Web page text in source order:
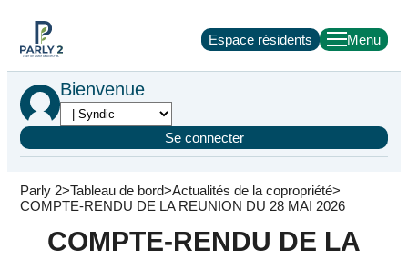
Espace résidents
Bienvenue
Se connecter
Parly 2 Tableau de bord Actualités de la copropriété
COMPTE-RENDU DE LA REUNION DU 28 MAI 2026
COMPTE-RENDU DE LA